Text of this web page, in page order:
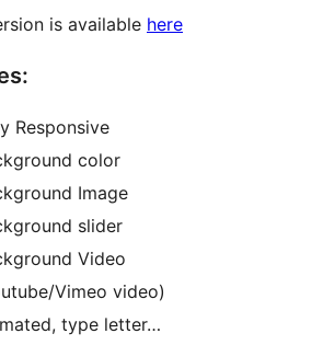
is available here
Responsive
color
Image
slider
Video
Vimeo video)
type letter…